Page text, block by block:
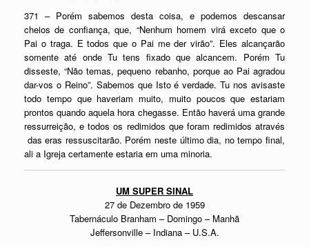
371 – Porém sabemos desta coisa, e podemos descansar
cheios de confiança, que, “Nenhum homem virá exceto que o
Pai o traga. E todos que o Pai me der virão”. Eles alcançarão
somente até onde Tu tens fixado que alcancem. Porém Tu
disseste, “Não temas, pequeno rebanho, porque ao Pai agradou
dar-vos o Reino”. Sabemos que Isto é verdade. Tu nos avisaste
todo tempo que haveriam muito, muito poucos que estariam
prontos quando aquela hora chegasse. Então haverá uma grande
ressurreição, e todos os redimidos que foram redimidos através
das eras ressuscitarão. Porém neste último dia, no tempo final,
ali a Igreja certamente estaria em uma minoria.
UM SUPER SINAL
27 de Dezembro de 1959
Tabernáculo Branham – Domingo – Manhã
Jeffersonville – Indiana – U.S.A.